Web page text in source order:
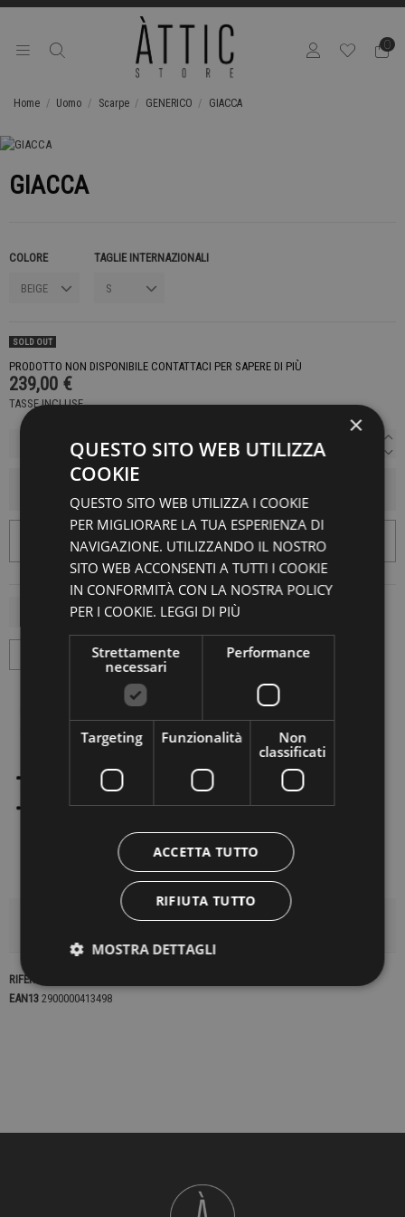
0
Home Uomo Scarpe GENERICO GIACCA
GIACCA
COLORE TAGLIE INTERNAZIONALI
SOLD OUT
PRODOTTO NON DISPONIBILE CONTATTACI PER SAPERE DI PIÙ
239,00 €
TASSE INCLUSE
DETTAGLI DEL PRODOTTO
RIFERIMENTO
EAN13 2900000413498
×
QUESTO SITO WEB UTILIZZA
COOKIE
QUESTO SITO WEB UTILIZZA I COOKIE
PER MIGLIORARE LA TUA ESPERIENZA DI
NAVIGAZIONE. UTILIZZANDO IL NOSTRO
SITO WEB ACCONSENTI A TUTTI I COOKIE
IN CONFORMITÀ CON LA NOSTRA POLICY
PER I COOKIE. LEGGI DI PIÙ
Strettamente
necessari
Performance
Targeting Funzionalità
Non
classificati
ACCETTA TUTTO
RIFIUTA TUTTO
MOSTRA DETTAGLI